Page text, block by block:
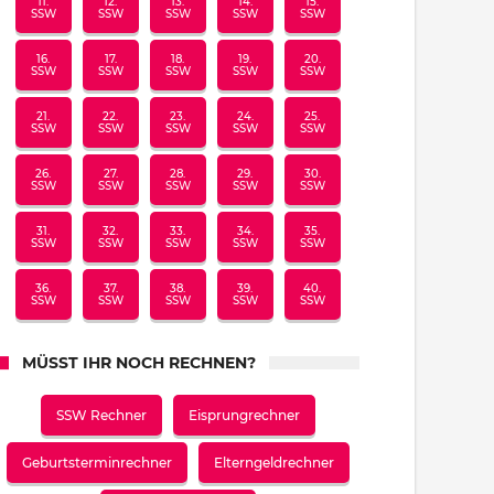
SSW
SSW
SSW
SSW
SSW
16.
SSW
17.
SSW
18.
SSW
19.
SSW
20.
SSW
21.
SSW
22.
SSW
23.
SSW
24.
SSW
25.
SSW
26.
SSW
27.
SSW
28.
SSW
29.
SSW
30.
SSW
31.
SSW
32.
SSW
33.
SSW
34.
SSW
35.
SSW
36.
SSW
37.
SSW
38.
SSW
39.
SSW
40.
SSW
MÜSST IHR NOCH RECHNEN?
SSW Rechner Eisprungrechner
Geburtsterminrechner Elterngeldrechner